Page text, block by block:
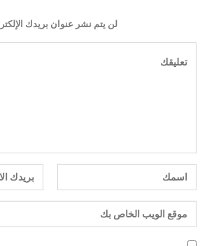
لن يتم نشر عنوان بريدك